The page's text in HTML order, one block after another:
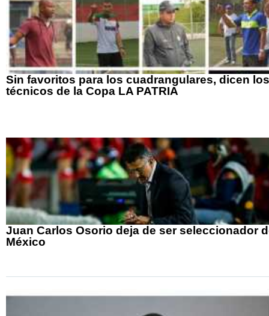
Sin favoritos para los cuadrangulares, dicen los
técnicos de la Copa LA PATRIA
Juan Carlos Osorio deja de ser seleccionador
México